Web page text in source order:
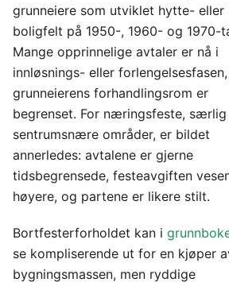
grunneiere som utviklet hytte- eller
boligfelt på 1950-, 1960- og 1970-
Mange opprinnelige avtaler er nå i
innløsnings- eller
grunneierens forhandlingsrom er
begrenset. For næringsfeste, særlig
sentrumsnære områder, er bildet
annerledes: avtalene er gjerne
tidsbegrensede, festeavgiften
høyere, og partene er likere stilt.
Bortfesterforholdet kan i
se kompliserende ut for en kjøper
bygningsmassen, men ryddige